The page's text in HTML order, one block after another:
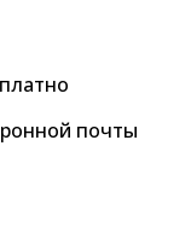
почты